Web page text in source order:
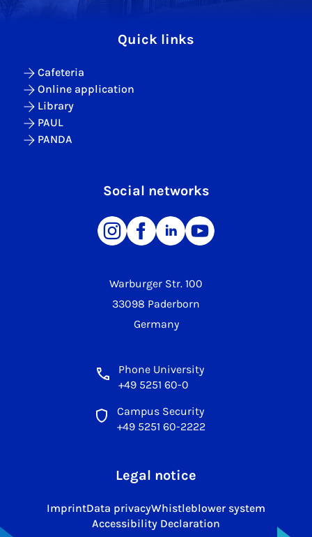
Warburger Str. 100
33098 Paderborn
Germany
Phone University
+49 5251 60-0
Campus Security
+49 5251 60-2222
Quick links
Cafeteria
Online application
Library
PAUL
PANDA
Social networks
Legal notice
ImprintData privacyWhistleblower system
Accessibility Declaration